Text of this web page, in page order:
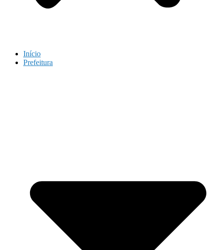
Início
Prefeitura